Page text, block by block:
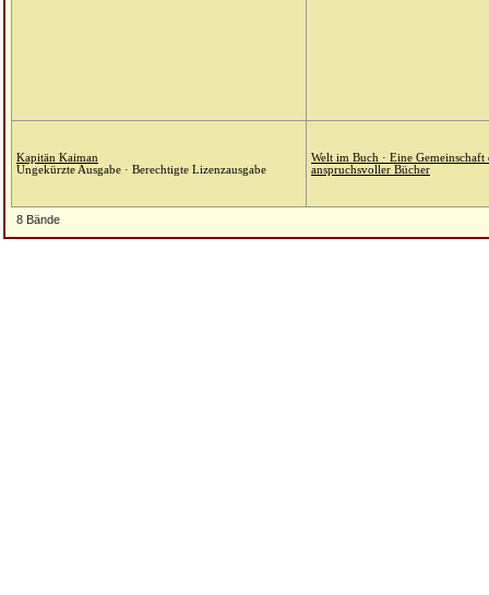
Kapitän Kaiman
Ungekürzte Ausgabe · Berechtigte Lizenzausgabe
Welt im Buch · Eine Gemeinschaft
anspruchsvoller Bücher
8 Bände